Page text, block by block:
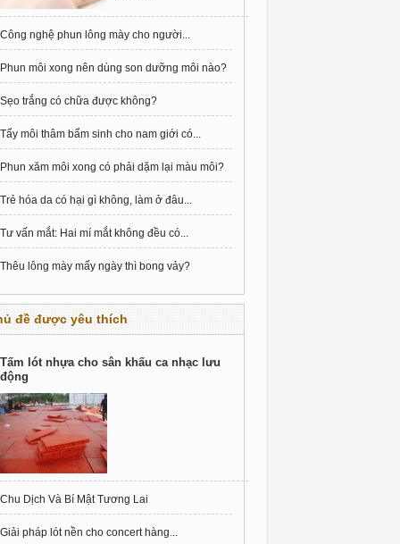
Công nghệ phun lông mày cho người...
Phun môi xong nên dùng son dưỡng môi nào?
Sẹo trắng có chữa được không?
Tẩy môi thâm bẩm sinh cho nam giới có...
Phun xăm môi xong có phải dặm lại màu môi?
Trẻ hóa da có hại gì không, làm ở đâu...
Tư vấn mắt: Hai mí mắt không đều có...
Thêu lông mày mấy ngày thì bong vảy?
đề được yêu thích
Tấm lót nhựa cho sân khấu ca nhạc lưu
động
Chu Dịch Và Bí Mật Tương Lai
Giải pháp lót nền cho concert hàng...